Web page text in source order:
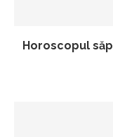
Horoscopul